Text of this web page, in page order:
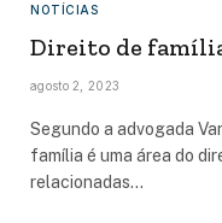
NOTÍCIAS
Direito de
agosto 2, 2023
Segundo a advogada
família é uma área do
relacionadas…